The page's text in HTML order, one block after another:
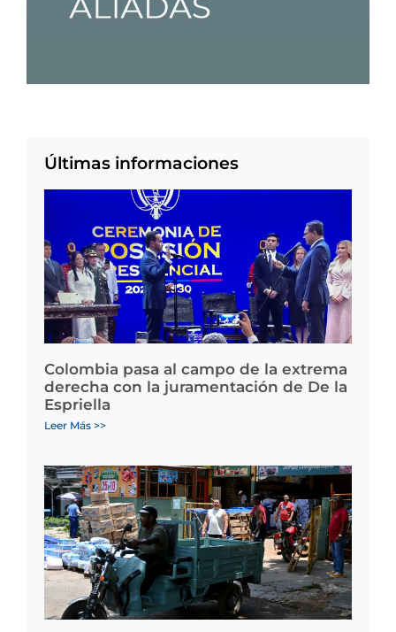
Últimas informaciones
Colombia pasa al campo de la extrema
derecha con la juramentación de De la
Espriella
Leer Más >>